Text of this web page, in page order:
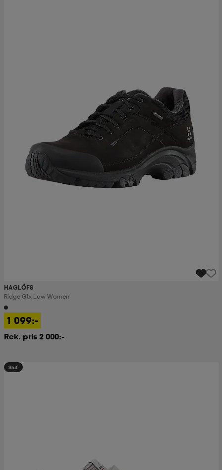
HAGLÖFS
Ridge Gtx Low Women
1 099:-
Rek. pris 2 000:-
Slut